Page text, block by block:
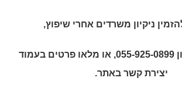
ניקיון משרדים אחרי שיפוץ,
צרו קשר בטלפון 055-925-0899, או מלאו פרטים בעמוד
יצירת קשר באתר.